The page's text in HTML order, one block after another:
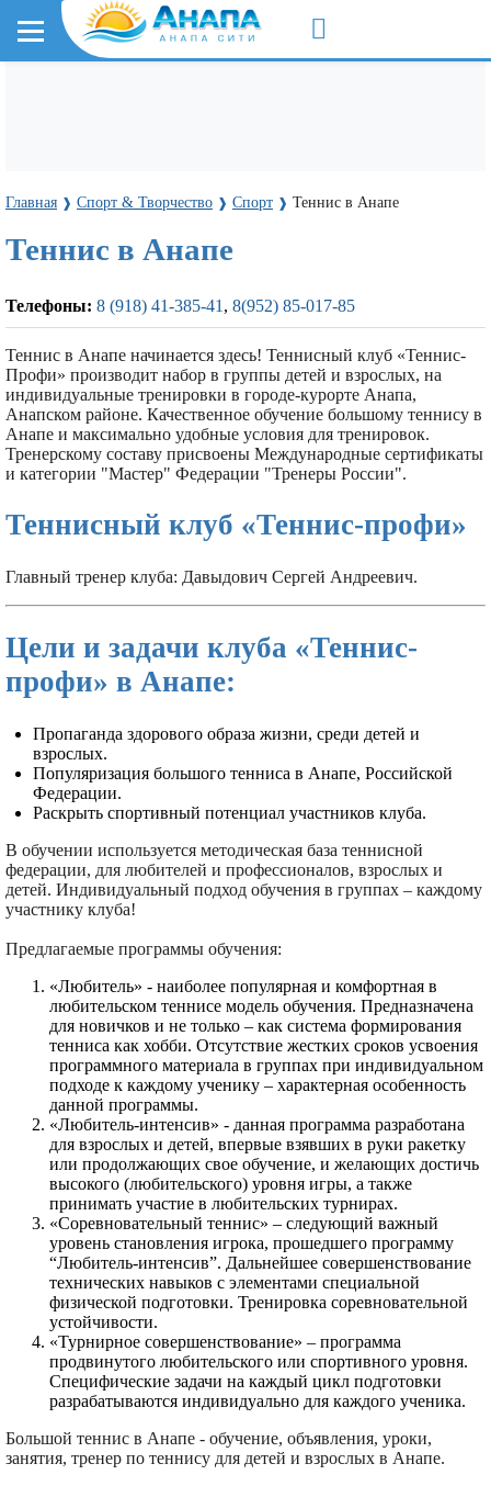
Главная ❱ Cпорт & Творчество ❱ Спорт ❱ Теннис в Анапе
Теннис в Анапе
Телефоны: 8 (918) 41-385-41 , 8(952) 85-017-85
Теннис в Анапе начинается здесь! Теннисный клуб «Теннис-
Профи» производит набор в группы детей и взрослых, на
индивидуальные тренировки в городе-курорте Анапа,
Анапском районе. Качественное обучение большому теннису в
Анапе и максимально удобные условия для тренировок.
Тренерскому составу присвоены Международные сертификаты
и категории "Мастер" Федерации "Тренеры России".
Теннисный клуб «Теннис-профи»
Главный тренер клуба: Давыдович Сергей Андреевич.
Цели и задачи клуба «Теннис-
профи» в Анапе:
Пропаганда здорового образа жизни, среди детей и
взрослых.
Популяризация большого тенниса в Анапе, Российской
Федерации.
Раскрыть спортивный потенциал участников клуба.
В обучении используется методическая база теннисной
федерации, для любителей и профессионалов, взрослых и
детей. Индивидуальный подход обучения в группах – каждому
участнику клуба!
Предлагаемые программы обучения:
«Любитель» - наиболее популярная и комфортная в
любительском теннисе модель обучения. Предназначена
для новичков и не только – как система формирования
тенниса как хобби. Отсутствие жестких сроков усвоения
программного материала в группах при индивидуальном
подходе к каждому ученику – характерная особенность
данной программы.
«Любитель-интенсив» - данная программа разработана
для взрослых и детей, впервые взявших в руки ракетку
или продолжающих свое обучение, и желающих достичь
высокого (любительского) уровня игры, а также
принимать участие в любительских турнирах.
«Соревновательный теннис» – следующий важный
уровень становления игрока, прошедшего программу
“Любитель-интенсив”. Дальнейшее совершенствование
технических навыков с элементами специальной
физической подготовки. Тренировка соревновательной
устойчивости.
«Турнирное совершенствование» – программа
продвинутого любительского или спортивного уровня.
Специфические задачи на каждый цикл подготовки
разрабатываются индивидуально для каждого ученика.
Большой теннис в Анапе - обучение, объявления, уроки,
занятия, тренер по теннису для детей и взрослых в Анапе.